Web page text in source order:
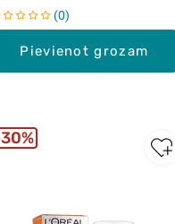
Pievienot grozam
0
30%